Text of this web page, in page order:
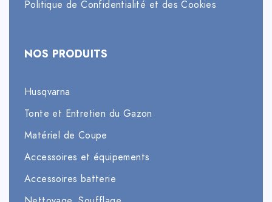
Politique de Confidentialité et des Cookies
NOS PRODUITS
Husqvarna
Tonte et Entretien du Gazon
Matériel de Coupe
Accessoires et équipements
Accessoires batterie